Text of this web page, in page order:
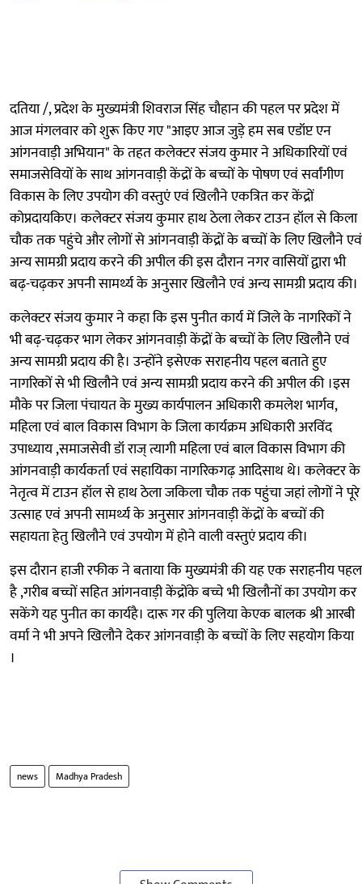
दतिया /, प्रदेश के मुख्यमंत्री शिवराज सिंह चौहान की पहल पर प्रदेश में
आज मंगलवार को शुरू किए गए "आइए आज जुड़े हम सब एडॉप्ट एन
आंगनवाड़ी अभियान" के तहत कलेक्टर संजय कुमार ने अधिकारियों एवं
समाजसेवियों के साथ आंगनवाड़ी केंद्रों के बच्चों के पोषण एवं सर्वांगीण
विकास के लिए उपयोग की वस्तुएं एवं खिलौने एकत्रित कर केंद्रों
कोप्रदायकिए। कलेक्टर संजय कुमार हाथ ठेला लेकर टाउन हॉल से किला
चौक तक पहुंचे और लोगों से आंगनवाड़ी केंद्रों के बच्चों के लिए खिलौने एवं
अन्य सामग्री प्रदाय करने की अपील की इस दौरान नगर वासियों द्वारा भी
बढ़-चढ़कर अपनी सामर्थ्य के अनुसार खिलौने एवं अन्य सामग्री प्रदाय की।
कलेक्टर संजय कुमार ने कहा कि इस पुनीत कार्य में जिले के नागरिकों ने
भी बढ़-चढ़कर भाग लेकर आंगनवाड़ी केंद्रों के बच्चों के लिए खिलौने एवं
अन्य सामग्री प्रदाय की है। उन्होंने इसेएक सराहनीय पहल बताते हुए
नागरिकों से भी खिलौने एवं अन्य सामग्री प्रदाय करने की अपील की ।इस
मौके पर जिला पंचायत के मुख्य कार्यपालन अधिकारी कमलेश भार्गव,
महिला एवं बाल विकास विभाग के जिला कार्यक्रम अधिकारी अरविंद
उपाध्याय ,समाजसेवी डॉ राज् त्यागी महिला एवं बाल विकास विभाग की
आंगनवाड़ी कार्यकर्ता एवं सहायिका नागरिकगढ़ आदिसाथ थे। कलेक्टर के
नेतृत्व में टाउन हॉल से हाथ ठेला जकिला चौक तक पहुंचा जहां लोगों ने पूरे
उत्साह एवं अपनी सामर्थ्य के अनुसार आंगनवाड़ी केंद्रों के बच्चों की
सहायता हेतु खिलौने एवं उपयोग में होने वाली वस्तुएं प्रदाय की।
इस दौरान हाजी रफीक ने बताया कि मुख्यमंत्री की यह एक सराहनीय पहल
है ,गरीब बच्चों सहित आंगनवाड़ी केंद्रोंके बच्चे भी खिलौनों का उपयोग कर
सकेंगे यह पुनीत का कार्यहै। दारू गर की पुलिया केएक बालक श्री आरबी
वर्मा ने भी अपने खिलौने देकर आंगनवाड़ी के बच्चों के लिए सहयोग किया
‌।
news Madhya Pradesh